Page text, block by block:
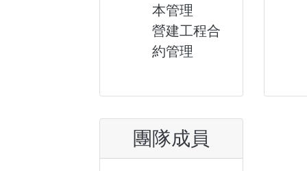
本管理
營建工程合
約管理
團隊成員